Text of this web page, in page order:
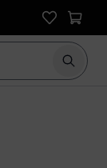
Zoek